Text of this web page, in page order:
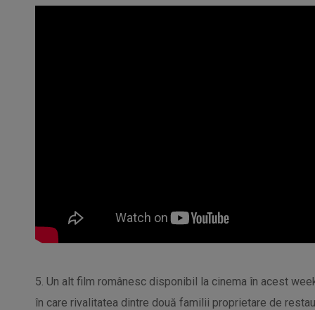
5. Un alt film românesc disponibil la cinema în acest
în care rivalitatea dintre două familii proprietare de